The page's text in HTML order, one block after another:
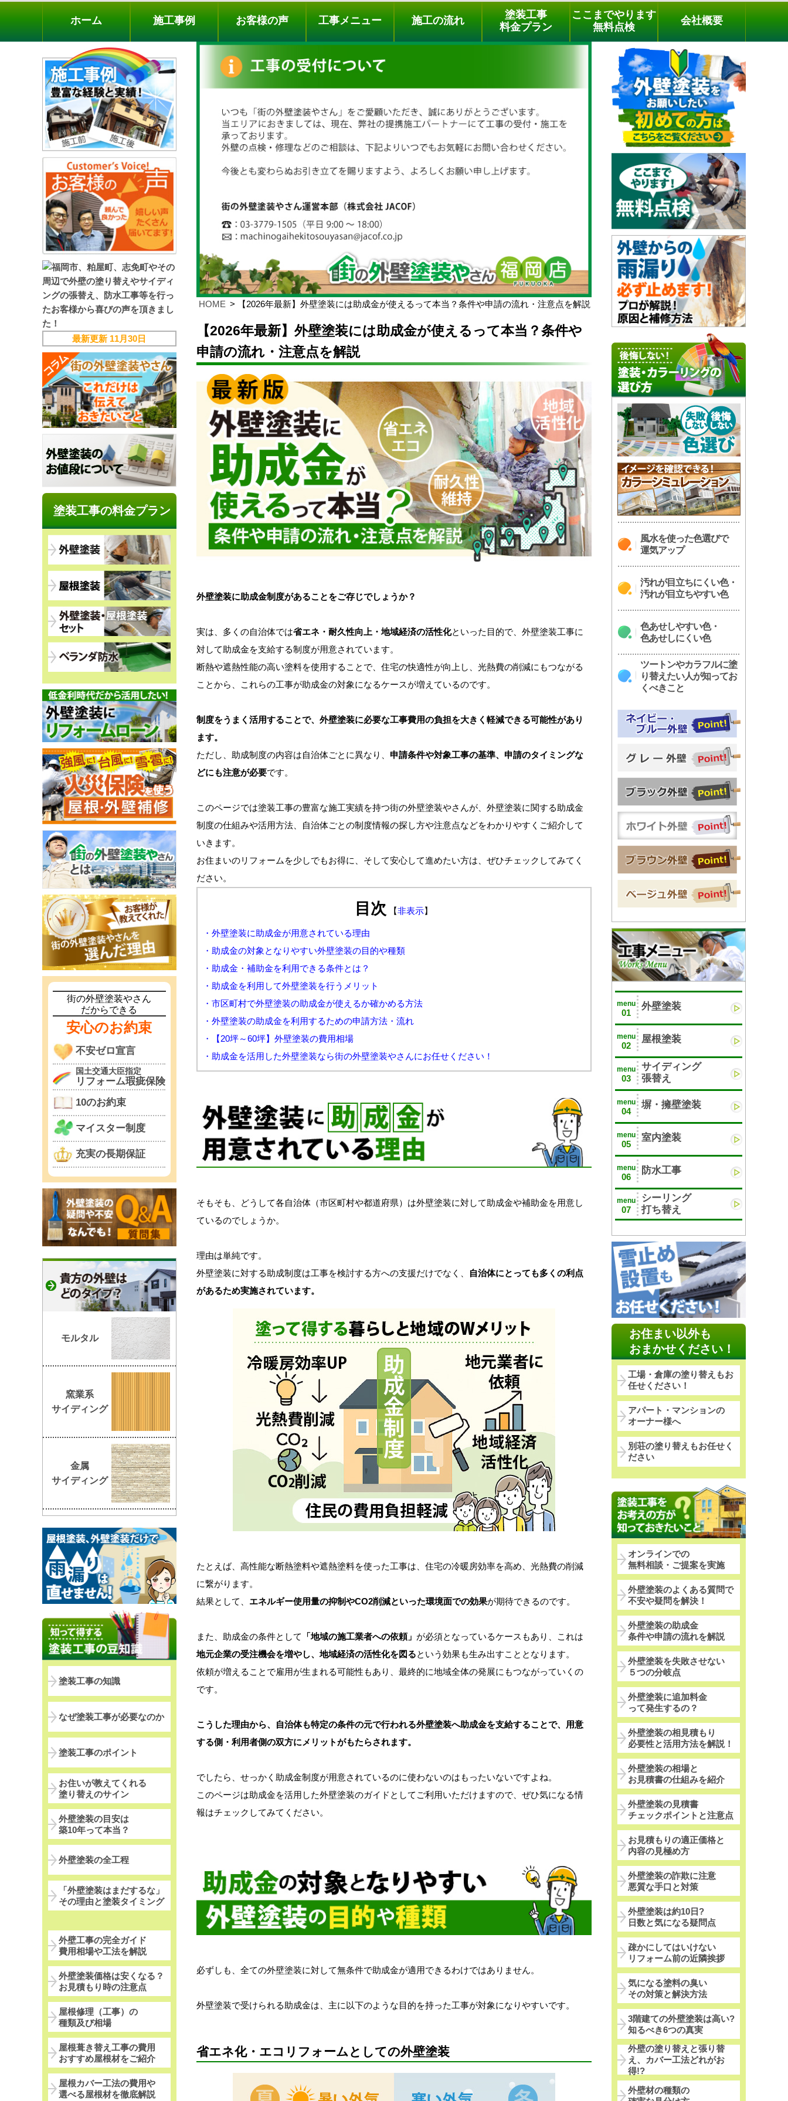
料金プラン 無料点検
電話でのご相談
[9時～18時まで受付中]
phone03-3779-1505
ホーム 施工事例 お客様の声 工事メニュー 施工の流れ
塗装工事
料金プラン
ここまでやります
無料点検
会社概要
HOME 【2026年最新】外壁塗装には助成金が使えるって本当？条件や申請の流れ・注意点を解説
【2026年最新】外壁塗装には助成金が使えるって本当？条件や
申請の流れ・注意点を解説
外壁塗装に助成金制度があることをご存じでしょうか？
実は、多くの自治体では省エネ・耐久性向上・地域経済の活性化といった目的で、外壁塗装工事に
対して助成金を支給する制度が用意されています。
断熱や遮熱性能の高い塗料を使用することで、住宅の快適性が向上し、光熱費の削減にもつながる
ことから、これらの工事が助成金の対象になるケースが増えているのです。
制度をうまく活用することで、外壁塗装に必要な工事費用の負担を大きく軽減できる可能性があり
ます。
ただし、助成制度の内容は自治体ごとに異なり、 申請条件や対象工事の基準、申請のタイミングな
どにも注意が必要です。
このページでは塗装工事の豊富な施工実績を持つ街の外壁塗装やさんが、外壁塗装に関する助成金
制度の仕組みや活用方法、自治体ごとの制度情報の探し方や注意点などをわかりやすくご紹介して
いきます。
お住まいのリフォームを少しでもお得に、そして安心して進めたい方は、ぜひチェックしてみてく
ださい。
目次 【非表示】
・外壁塗装に助成金が用意されている理由
・助成金の対象となりやすい外壁塗装の目的や種類
・助成金・補助金を利用できる条件とは？
・助成金を利用して外壁塗装を行うメリット
・市区町村で外壁塗装の助成金が使えるか確かめる方法
・外壁塗装の助成金を利用するための申請方法・流れ
・【20坪～60坪】外壁塗装の費用相場
・助成金を活用した外壁塗装なら街の外壁塗装やさんにお任せください！
そもそも、どうして各自治体（市区町村や都道府県）は外壁塗装に対して助成金や補助金を用意し
ているのでしょうか。
理由は単純です。
外壁塗装に対する助成制度は工事を検討する方への支援だけでなく、
自治体にとっても多くの利点
があるため実施されています。
たとえば、高性能な断熱塗料や遮熱塗料を使った工事は、住宅の冷暖房効率を高め、光熱費の削減
に繋がります。
結果として、 エネルギー使用量の抑制やCO2削減といった環境面での効果が期待できるのです。
また、助成金の条件として 「地域の施工業者への依頼」 が必須となっているケースもあり、これは
地元企業の受注機会を増やし、地域経済の活性化を図るという効果も生み出すこととなります。
依頼が増えることで雇用が生まれる可能性もあり、最終的に地域全体の発展にもつながっていくの
です。
こうした理由から、自治体も特定の条件の元で行われる外壁塗装へ助成金を支給することで、用意
する側・利用者側の双方にメリットがもたらされます。
でしたら、せっかく助成金制度が用意されているのに使わないのはもったいないですよね。
このページは助成金を活用した外壁塗装のガイドとしてご利用いただけますので、ぜひ気になる情
報はチェックしてみてください。
必ずしも、全ての外壁塗装に対して無条件で助成金が適用できるわけではありません。
外壁塗装で受けられる助成金は、主に以下のような目的を持った工事が対象になりやすいです。
省エネ化・エコリフォームとしての外壁塗装
風水を使った色選びで
運気アップ
汚れが目立ちにくい色・
汚れが目立ちやすい色
色あせしやすい色・
色あせしにくい色
ツートンやカラフルに塗
り替えたい人が知ってお
くべきこと
menu
01
外壁塗装
menu
02
屋根塗装
menu
03
サイディング
張替え
menu
04
塀・擁壁塗装
menu
05
室内塗装
menu
06
防水工事
menu
07
シーリング
打ち替え
お住まい以外も
おまかせください！
工場・倉庫の塗り替えもお
任せください！
アパート・マンションの
オーナー様へ
別荘の塗り替えもお任せく
ださい
オンラインでの
無料相談・ご提案を実施
外壁塗装のよくある質問で
不安や疑問を解決！
外壁塗装の助成金
条件や申請の流れを解説
外壁塗装を失敗させない
５つの分岐点
外壁塗装に追加料金
って発生するの？
外壁塗装の相見積もり
必要性と活用方法を解説！
外壁塗装の相場と
お見積書の仕組みを紹介
外壁塗装の見積書
チェックポイントと注意点
お見積もりの適正価格と
内容の見極め方
外壁塗装の詐欺に注意
悪質な手口と対策
外壁塗装は約10日?
日数と気になる疑問点
疎かにしてはいけない
リフォーム前の近隣挨拶
気になる塗料の臭い
その対策と解決方法
3階建ての外壁塗装は高い?
知るべき6つの真実
外壁の塗り替えと張り替
え、カバー工法どれがお
得!?
外壁材の種類の
最新更新 11月30日
塗装工事の料金プラン
街の外壁塗装やさん
だからできる
安心のお約束
不安ゼロ宣言
国土交通大臣指定
リフォーム瑕疵保険
10のお約束
マイスター制度
充実の長期保証
モルタル
窯業系
サイディング
金属
サイディング
塗装工事の知識
なぜ塗装工事が必要なのか
塗装工事のポイント
お住いが教えてくれる
塗り替えのサイン
外壁塗装の目安は
築10年って本当？
外壁塗装の全工程
「外壁塗装はまだするな」
その理由と塗装タイミング
外壁工事の完全ガイド
費用相場や工法を解説
外壁塗装価格は安くなる？
お見積もり時の注意点
屋根修理（工事）の
種類及び相場
屋根葺き替え工事の費用
おすすめ屋根材をご紹介
屋根カバー工法の費用や
選べる屋根材を徹底解説